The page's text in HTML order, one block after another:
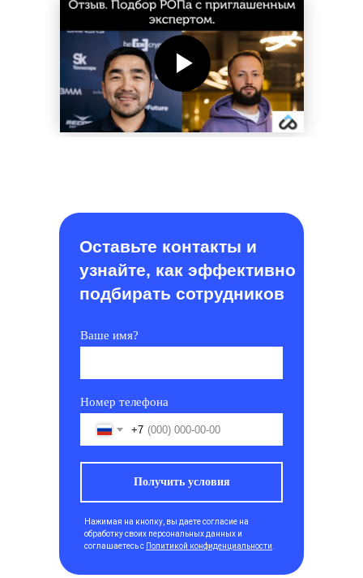
Оставьте контакты и
узнайте, как эффективно
подбирать сотрудников
Ваше имя?
Номер телефона
+7
Получить условия
Нажимая на кнопку, вы даете согласие на
обработку своих персональных данных и
соглашаетесь с Политикой конфиденциальности.